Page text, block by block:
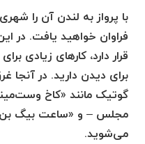
با پرواز به لندن آن را
فراوان خواهید یافت. در
قرار دارد، کارهای زیادی
برای دیدن دارید. در آنجا
گوتیک مانند «کاخ
مجلس – و «ساعت بیگ
می‌شوید.